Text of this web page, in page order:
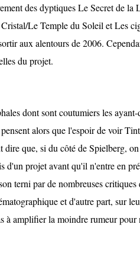
des dyptiques Le Secret de
Le Temple du Soleil et Les
aux alentours de 2006.
du projet.
dont sont coutumiers les
alors que l'espoir de voir
dire que, si du côté de Spielberg,
d'un projet avant qu'il n'entre en
terni par de nombreuses
et d'autre part, sur
à amplifier la moindre rumeur pour